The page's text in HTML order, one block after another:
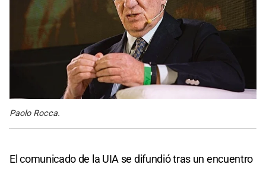
Paolo Rocca.
El comunicado de la UIA se difundió tras un encuentro